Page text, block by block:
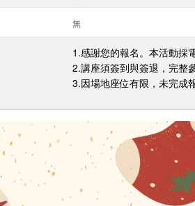
無
1.感謝您的報名。本活動採
2.講座須簽到與簽退，完整
3.因場地座位有限，未完成